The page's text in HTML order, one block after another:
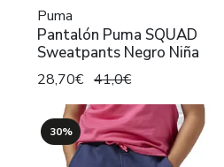
Puma
Pantalón Puma SQUAD
Sweatpants Negro Niña
28,70€ 41,0€
30%